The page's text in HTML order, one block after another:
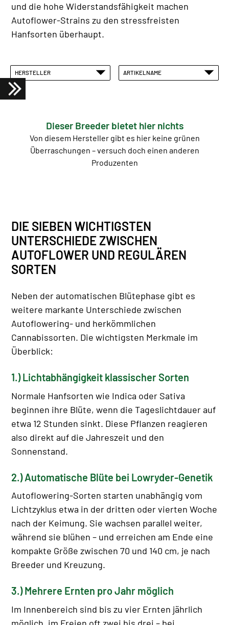
und die hohe Widerstandsfähigkeit machen
Autoflower-Strains zu den stressfreisten
Hanfsorten überhaupt.
HERSTELLER ARTIKELNAME
Dieser Breeder bietet hier nichts
Von diesem Hersteller gibt es hier keine grünen
Überraschungen – versuch doch einen anderen
Produzenten
DIE SIEBEN WICHTIGSTEN
UNTERSCHIEDE ZWISCHEN
AUTOFLOWER UND REGULÄREN
SORTEN
Neben der automatischen Blütephase gibt es
weitere markante Unterschiede zwischen
Autoflowering- und herkömmlichen
Cannabissorten. Die wichtigsten Merkmale im
Überblick:
1.) Lichtabhängigkeit klassischer Sorten
Normale Hanfsorten wie Indica oder Sativa
beginnen ihre Blüte, wenn die Tageslichtdauer auf
etwa 12 Stunden sinkt. Diese Pflanzen reagieren
also direkt auf die Jahreszeit und den
Sonnenstand.
2.) Automatische Blüte bei Lowryder-Genetik
Autoflowering-Sorten starten unabhängig vom
Lichtzyklus etwa in der dritten oder vierten Woche
nach der Keimung. Sie wachsen parallel weiter,
während sie blühen – und erreichen am Ende eine
kompakte Größe zwischen 70 und 140 cm, je nach
Breeder und Kreuzung.
3.) Mehrere Ernten pro Jahr möglich
Im Innenbereich sind bis zu vier Ernten jährlich